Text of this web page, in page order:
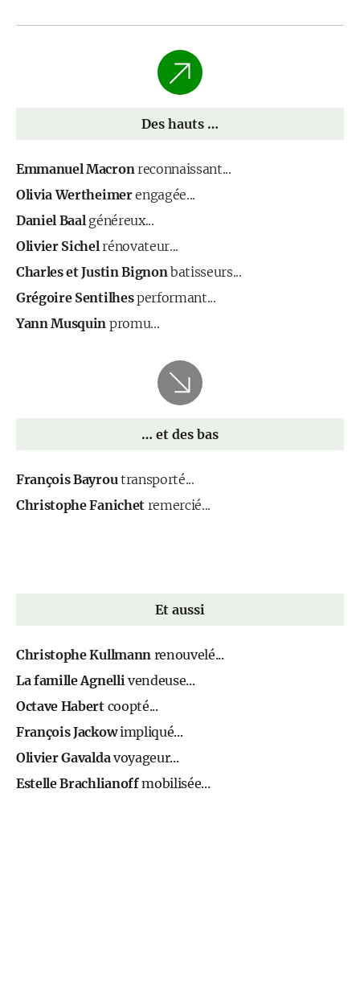
Des hauts …
Emmanuel Macronreconnaissant...
Olivia Wertheimerengagée...
Daniel Baalgénéreux...
Olivier Sichelrénovateur...
Charles et Justin Bignonbatisseurs...
Grégoire Sentilhesperformant...
Yann Musquin promu...
… et des bas
François Bayroutransporté...
Christophe Fanichetremercié...
Et aussi
Christophe Kullmannrenouvelé...
La famille Agnellivendeuse...
Octave Habertcoopté...
François Jackowimpliqué...
Olivier Gavaldavoyageur...
Estelle Brachlianoffmobilisée...